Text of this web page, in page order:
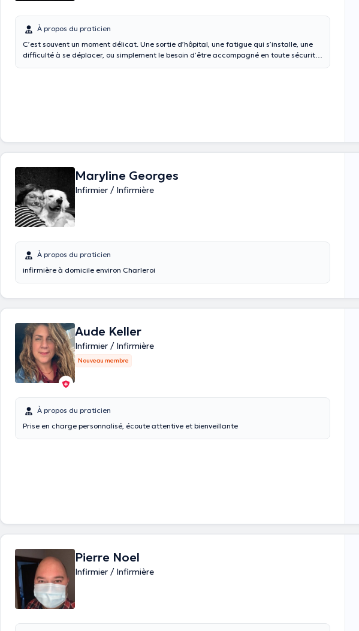
À propos du praticien
C’est souvent un moment délicat. Une sortie d’hôpital, une fatigue qui s’installe, une
difficulté à se déplacer, ou simplement le besoin d’être accompagné en toute sécurité
Nous sélectionnons des professionnels fiables, expérimentés et engagés, capables
d’intervenir rapidement tout en garantissant une continuité de soins et une qualité
faisons en sorte que chaque intervention soit une expérience fluide, respectueuse et
adaptée à vos besoins. Avec SANA-CARE DIAMOND, vous n’êtes jamais seul face à
votre besoin de soins.
Maryline Georges
Infirmier / Infirmière
À propos du praticien
infirmière à domicile environ Charleroi
Aude Keller
Infirmier / Infirmière
Nouveau membre
À propos du praticien
Prise en charge personnalisé, écoute attentive et bienveillante
Pierre Noel
Infirmier / Infirmière